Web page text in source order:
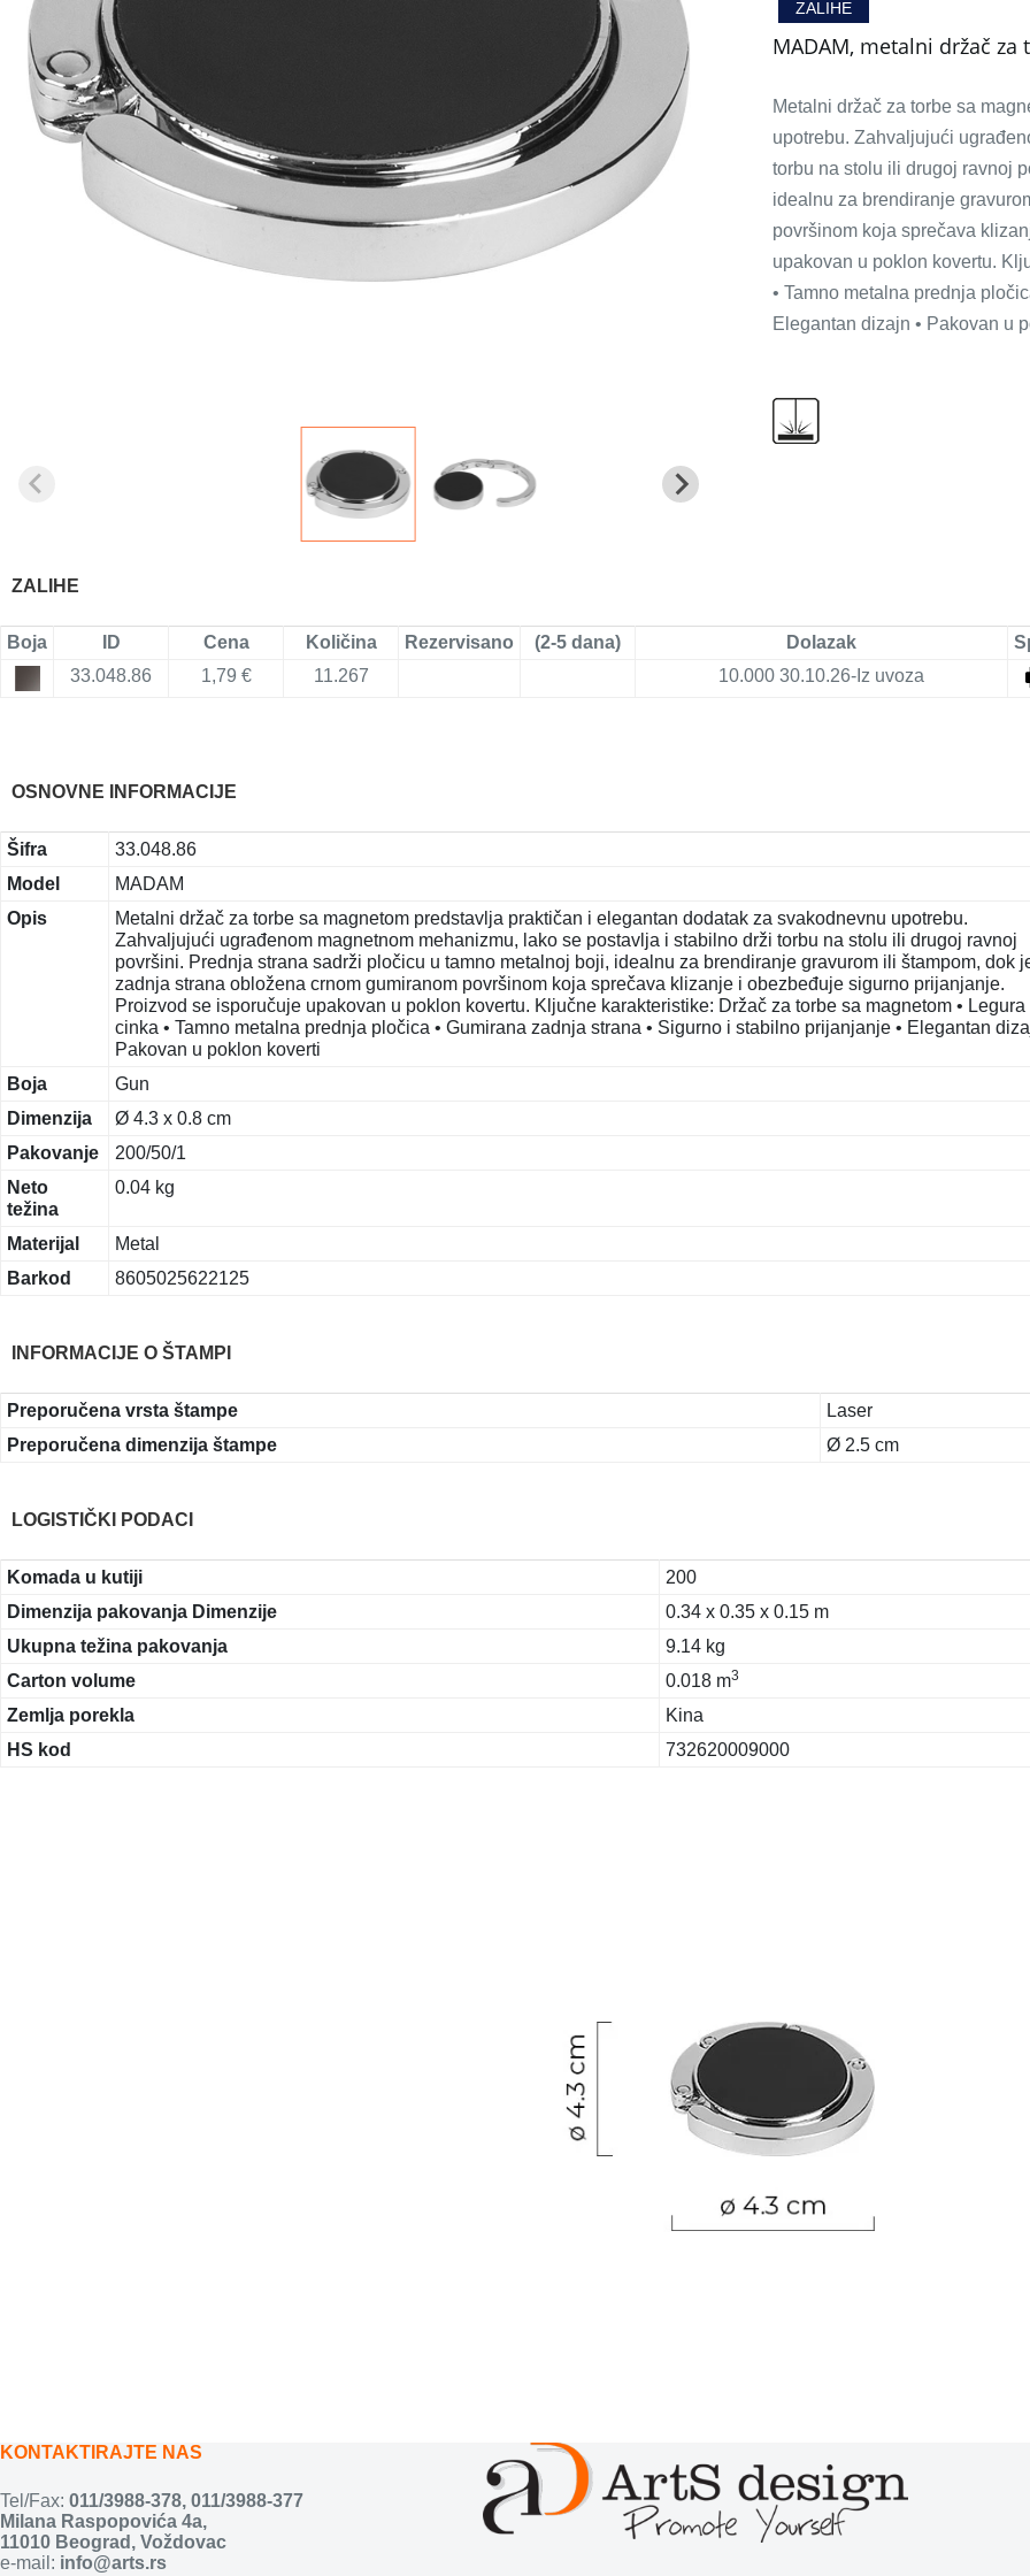
ZALIHE
MADAM, metalni držač
Metalni držač za torbe sa
upotrebu. Zahvaljujući
torbu na stolu ili drugoj ravnoj
idealnu za brendiranje
površinom koja sprečava
upakovan u poklon kovertu.
• Tamno metalna prednja
Elegantan dizajn • Pakovan u
ZALIHE
Boja ID Cena Količina Rezervisano (2-5 dana) Dolazak
33.048.86
1,79 € 11.267 10.000 30.10.26-Iz uvoza
OSNOVNE INFORMACIJE
Šifra
33.048.86
Model
MADAM
Opis
Metalni držač za torbe sa magnetom predstavlja praktičan i elegantan dodatak za svakodnevnu upotrebu.
Zahvaljujući ugrađenom magnetnom mehanizmu, lako se postavlja i stabilno drži torbu na stolu ili drugoj ravnoj
površini. Prednja strana sadrži pločicu u tamno metalnoj boji, idealnu za brendiranje gravurom ili štampom, dok
zadnja strana obložena crnom gumiranom površinom koja sprečava klizanje i obezbeđuje sigurno prijanjanje.
Proizvod se isporučuje upakovan u poklon kovertu. Ključne karakteristike: Držač za torbe sa magnetom • Legura
cinka • Tamno metalna prednja pločica • Gumirana zadnja strana • Sigurno i stabilno prijanjanje • Elegantan
Pakovan u poklon koverti
Boja
Gun
Dimenzija
Ø 4.3 x 0.8 cm
Pakovanje
200/50/1
Neto
težina
0.04 kg
Materijal
Metal
Barkod
8605025622125
INFORMACIJE O ŠTAMPI
Preporučena vrsta štampe
Laser
Preporučena dimenzija štampe
Ø 2.5 cm
LOGISTIČKI PODACI
Komada u kutiji
200
Dimenzija pakovanja Dimenzije
0.34 x 0.35 x 0.15 m
Ukupna težina pakovanja
9.14 kg
Carton volume
0.018 m3
Zemlja porekla
Kina
HS kod
732620009000
KONTAKTIRAJTE NAS
Tel/Fax: 011/3988-378, 011/3988-377
Milana Raspopovića 4a,
11010 Beograd, Voždovac
e-mail: info@arts.rs